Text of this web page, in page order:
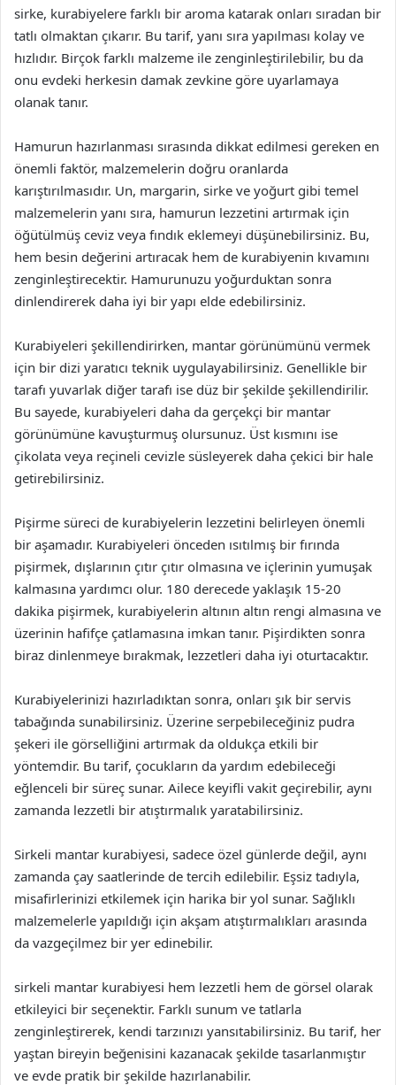
sirke, kurabiyelere farklı bir aroma katarak onları sıradan bir
tatlı olmaktan çıkarır. Bu tarif, yanı sıra yapılması kolay ve
hızlıdır. Birçok farklı malzeme ile zenginleştirilebilir, bu da
onu evdeki herkesin damak zevkine göre uyarlamaya
olanak tanır.
Hamurun hazırlanması sırasında dikkat edilmesi gereken en
önemli faktör, malzemelerin doğru oranlarda
karıştırılmasıdır. Un, margarin, sirke ve yoğurt gibi temel
malzemelerin yanı sıra, hamurun lezzetini artırmak için
öğütülmüş ceviz veya fındık eklemeyi düşünebilirsiniz. Bu,
hem besin değerini artıracak hem de kurabiyenin kıvamını
zenginleştirecektir. Hamurunuzu yoğurduktan sonra
dinlendirerek daha iyi bir yapı elde edebilirsiniz.
Kurabiyeleri şekillendirirken, mantar görünümünü vermek
için bir dizi yaratıcı teknik uygulayabilirsiniz. Genellikle bir
tarafı yuvarlak diğer tarafı ise düz bir şekilde şekillendirilir.
Bu sayede, kurabiyeleri daha da gerçekçi bir mantar
görünümüne kavuşturmuş olursunuz. Üst kısmını ise
çikolata veya reçineli cevizle süsleyerek daha çekici bir hale
getirebilirsiniz.
Pişirme süreci de kurabiyelerin lezzetini belirleyen önemli
bir aşamadır. Kurabiyeleri önceden ısıtılmış bir fırında
pişirmek, dışlarının çıtır çıtır olmasına ve içlerinin yumuşak
kalmasına yardımcı olur. 180 derecede yaklaşık 15-20
dakika pişirmek, kurabiyelerin altının altın rengi almasına ve
üzerinin hafifçe çatlamasına imkan tanır. Pişirdikten sonra
biraz dinlenmeye bırakmak, lezzetleri daha iyi oturtacaktır.
Kurabiyelerinizi hazırladıktan sonra, onları şık bir servis
tabağında sunabilirsiniz. Üzerine serpebileceğiniz pudra
şekeri ile görselliğini artırmak da oldukça etkili bir
yöntemdir. Bu tarif, çocukların da yardım edebileceği
eğlenceli bir süreç sunar. Ailece keyifli vakit geçirebilir, aynı
zamanda lezzetli bir atıştırmalık yaratabilirsiniz.
Sirkeli mantar kurabiyesi, sadece özel günlerde değil, aynı
zamanda çay saatlerinde de tercih edilebilir. Eşsiz tadıyla,
misafirlerinizi etkilemek için harika bir yol sunar. Sağlıklı
malzemelerle yapıldığı için akşam atıştırmalıkları arasında
da vazgeçilmez bir yer edinebilir.
sirkeli mantar kurabiyesi hem lezzetli hem de görsel olarak
etkileyici bir seçenektir. Farklı sunum ve tatlarla
zenginleştirerek, kendi tarzınızı yansıtabilirsiniz. Bu tarif, her
yaştan bireyin beğenisini kazanacak şekilde tasarlanmıştır
ve evde pratik bir şekilde hazırlanabilir.